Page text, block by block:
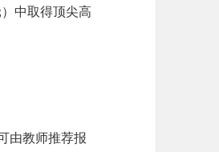
中取得顶尖高
由教师推荐报